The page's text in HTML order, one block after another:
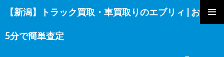
【新潟】トラック買取・車買取りのエブリィ | お電話
5分で簡単査定
ン
テ